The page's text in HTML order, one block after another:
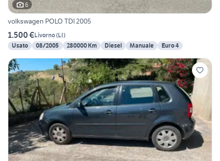
6
volkswagen POLO TDI 2005
1.500 €Livorno(LI)
Usato
08/2005 280000 Km Diesel Manuale Euro 4